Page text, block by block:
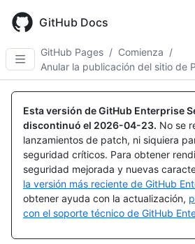
main
content
GitHub Docs
GitHub Pages / Comienza /
Anular la publicación del sitio de
Esta versión de GitHub Enterprise
discontinuó el 2026-04-23. No se
lanzamientos de patch, ni siquiera
seguridad críticos. Para obtener
seguridad mejorada y nuevas
la versión más reciente de GitHub
obtener ayuda con la actualización,
con el soporte técnico de GitHub